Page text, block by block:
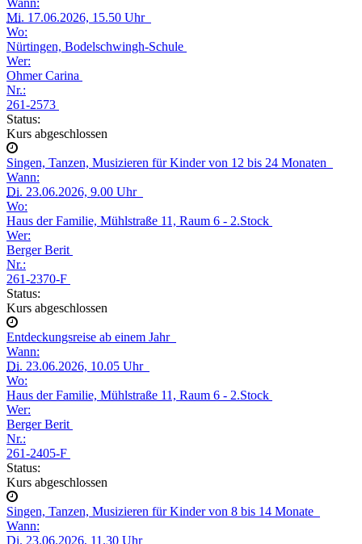
Wann:
Mi. 17.06.2026, 15.50 Uhr
Wo:
Nürtingen, Bodelschwingh-Schule
Wer:
Ohmer Carina
Nr.:
261-2573
Status:
Kurs abgeschlossen
Singen, Tanzen, Musizieren für Kinder von 12 bis 24 Monaten
Wann:
Di. 23.06.2026, 9.00 Uhr
Wo:
Haus der Familie, Mühlstraße 11, Raum 6 - 2.Stock
Wer:
Berger Berit
Nr.:
261-2370-F
Status:
Kurs abgeschlossen
Entdeckungsreise ab einem Jahr
Wann:
Di. 23.06.2026, 10.05 Uhr
Wo:
Haus der Familie, Mühlstraße 11, Raum 6 - 2.Stock
Wer:
Berger Berit
Nr.:
261-2405-F
Status:
Kurs abgeschlossen
Singen, Tanzen, Musizieren für Kinder von 8 bis 14 Monate
Wann:
Di. 23.06.2026, 11.30 Uhr